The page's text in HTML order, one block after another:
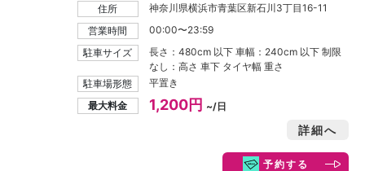
住所
神奈川県横浜市青葉区新石川3丁目16-11
営業時間
00:00〜23:59
駐車サイズ
長さ：480cm 以下 車幅：240cm 以下 制限
なし：高さ 車下 タイヤ幅 重さ
駐車場形態
平置き
最大料金
1,200円 ~/日
詳細へ
予約する